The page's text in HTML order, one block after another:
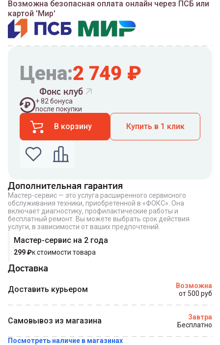
Возможна безопасная оплата онлайн через ПСБ или
картой 'Мир'
Цена:2 749 ₽
Фокс клуб
+82 бонуса
после покупки
В корзину Купить в 1 клик
Введите номер телефона по которому можно
связаться с вами
Номер телефона
Дополнительная гарантия
Мастер-сервис — это услуга расширенного сервисного
обслуживания техники, приобретенной в «ФОКС». Она
включает диагностику, профилактические работы и
бесплатный ремонт. Вы можете выбрать срок действия
услуги, в зависимости от ваших предпочтений.
Мастер-сервис на 2 года
299₽к стоимости товара
Доставка
Доставить курьером
Возможна
от 500 руб
Самовывоз из магазина
Завтра
Бесплатно
Посмотреть наличие в магазинах